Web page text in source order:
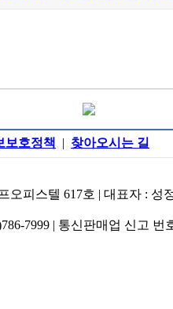
보호정책 | 찾아오시는 길
오피스텔 617호 | 대표자 : 성
7999 | 통신판매업 신고 번